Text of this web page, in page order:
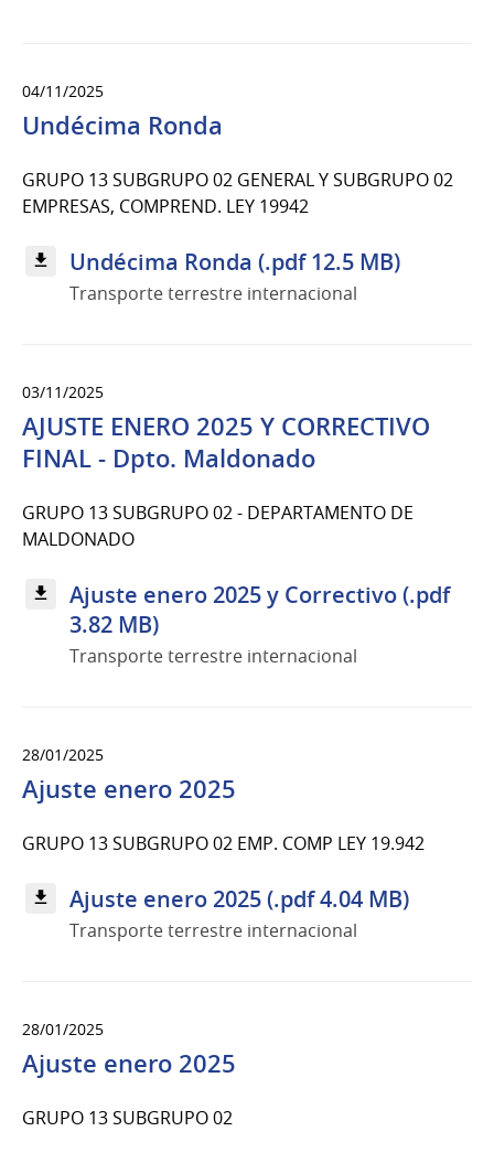
04/11/2025
Undécima Ronda
GRUPO 13 SUBGRUPO 02 GENERAL Y SUBGRUPO 02
EMPRESAS, COMPREND. LEY 19942
Undécima Ronda (.pdf 12.5 MB)
Transporte terrestre internacional
03/11/2025
AJUSTE ENERO 2025 Y CORRECTIVO
FINAL - Dpto. Maldonado
GRUPO 13 SUBGRUPO 02 - DEPARTAMENTO DE
MALDONADO
Ajuste enero 2025 y Correctivo (.pdf
3.82 MB)
Transporte terrestre internacional
28/01/2025
Ajuste enero 2025
GRUPO 13 SUBGRUPO 02 EMP. COMP LEY 19.942
Ajuste enero 2025 (.pdf 4.04 MB)
Transporte terrestre internacional
28/01/2025
Ajuste enero 2025
GRUPO 13 SUBGRUPO 02